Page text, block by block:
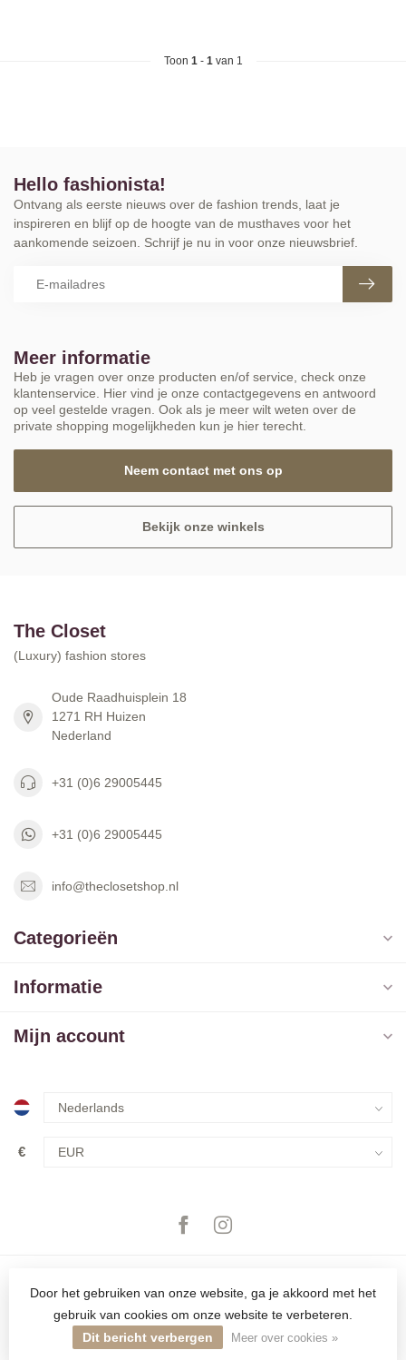
Toon 1- 1van 1
Meer informatie
Heb je vragen over onze producten en/of service, check onze
klantenservice. Hier vind je onze contactgegevens en antwoord
op veel gestelde vragen. Ook als je meer wilt weten over de
private shopping mogelijkheden kun je hier terecht.
Neem contact met ons op
Bekijk onze winkels
Hello fashionista!
Ontvang als eerste nieuws over de fashion trends, laat je
inspireren en blijf op de hoogte van de musthaves voor het
aankomende seizoen. Schrijf je nu in voor onze nieuwsbrief.
The Closet
(Luxury) fashion stores
Oude Raadhuisplein 18
1271 RH Huizen
Nederland
+31 (0)6 29005445
+31 (0)6 29005445
info@theclosetshop.nl
Categorieën
Informatie
Mijn account
€
© Copyright 2026 The Closet
Door het gebruiken van onze website, ga je akkoord met het
gebruik van cookies om onze website te verbeteren.
Dit bericht verbergen
Meer over cookies »